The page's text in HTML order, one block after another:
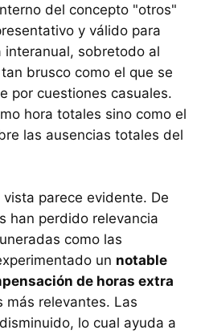
del concepto "otros"
y válido para
interanual, sobretodo al
brusco como el que se
por cuestiones casuales.
hora totales sino como el
las ausencias totales del
parece evidente. De
han perdido relevancia
como las
un notable
de horas extra
más relevantes. Las
lo cual ayuda a